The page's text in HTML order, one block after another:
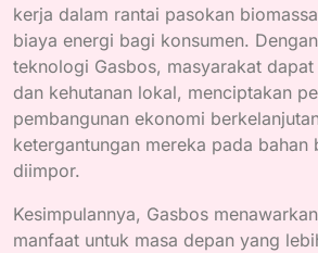
kerja dalam rantai pasokan
biaya energi bagi konsumen.
teknologi Gasbos, masyarakat
dan kehutanan lokal, menciptakan
pembangunan ekonomi
ketergantungan mereka pada bahan
diimpor.
Kesimpulannya, Gasbos
manfaat untuk masa depan yang